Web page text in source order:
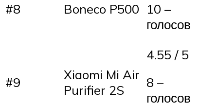
#8 Boneco P500 10 –
голосов
#9
Xiaomi Mi Air
Purifier 2S
4.55 / 5
8 –
голосов